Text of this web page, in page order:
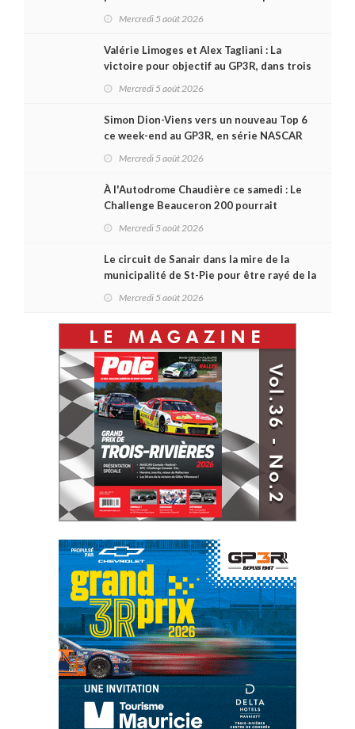
Mercredi 5 août 2026
Valérie Limoges et Alex Tagliani : La
victoire pour objectif au GP3R, dans trois
Mercredi 5 août 2026
Simon Dion-Viens vers un nouveau Top 6
ce week-end au GP3R, en série NASCAR
Mercredi 5 août 2026
À l'Autodrome Chaudière ce samedi : Le
Challenge Beauceron 200 pourrait
Mercredi 5 août 2026
Le circuit de Sanair dans la mire de la
municipalité de St-Pie pour être rayé de la
Mercredi 5 août 2026